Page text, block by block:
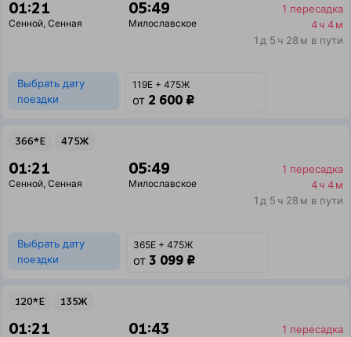
01:21
Сенной, Сенная
05:49
Милославское
1 пересадка
4 ч 4 м
1 д 5 ч 28 м в пути
Выбрать дату
поездки
119Е + 475Ж
от 2 600 ₽
366*Е 475Ж
01:21
Сенной, Сенная
05:49
Милославское
1 пересадка
4 ч 4 м
1 д 5 ч 28 м в пути
Выбрать дату
поездки
365Е + 475Ж
от 3 099 ₽
120*Е 135Ж
01:21 01:43
1 пересадка